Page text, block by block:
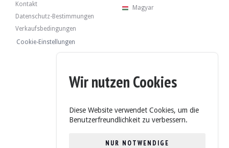
Kontakt
Datenschutz-Bestimmungen
Verkaufsbedingungen
Cookie-Einstellungen
Magyar
Wir nutzen Cookies
Diese Website verwendet Cookies, um die
Benutzerfreundlichkeit zu verbessern.
NUR NOTWENDIGE